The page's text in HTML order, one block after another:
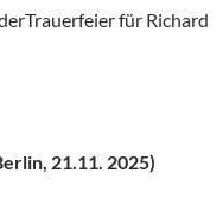
für Richard
21.11. 2025)